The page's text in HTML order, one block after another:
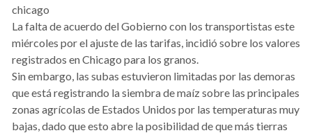
chicago
La falta de acuerdo del Gobierno con los transportistas este
miércoles por el ajuste de las tarifas, incidió sobre los valores
registrados en Chicago para los granos.
Sin embargo, las subas estuvieron limitadas por las demoras
que está registrando la siembra de maíz sobre las principales
zonas agrícolas de Estados Unidos por las temperaturas muy
bajas, dado que esto abre la posibilidad de que más tierras